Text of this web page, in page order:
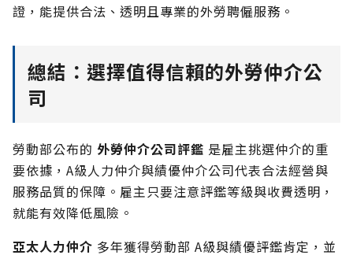
證，能提供合法、透明且專業的外勞聘僱服務。
總結：選擇值得信賴的外勞仲介公
司
勞動部公布的 外勞仲介公司評鑑 是雇主挑選仲介的重
要依據，A級人力仲介與績優仲介公司代表合法經營與
服務品質的保障。雇主只要注意評鑑等級與收費透明，
就能有效降低風險。
亞太人力仲介 多年獲得勞動部 A級與績優評鑑肯定，並